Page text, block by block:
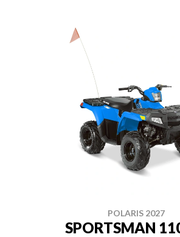
POLARIS 2027
SPORTSMAN